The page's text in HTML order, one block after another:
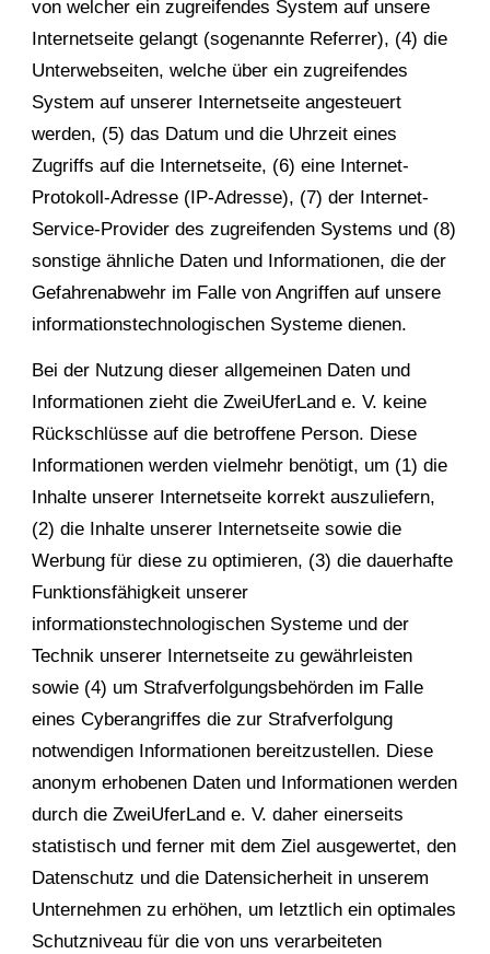
von welcher ein zugreifendes System auf unsere
Internetseite gelangt (sogenannte Referrer), (4) die
Unterwebseiten, welche über ein zugreifendes
System auf unserer Internetseite angesteuert
werden, (5) das Datum und die Uhrzeit eines
Zugriffs auf die Internetseite, (6) eine Internet-
Protokoll-Adresse (IP-Adresse), (7) der Internet-
Service-Provider des zugreifenden Systems und (8)
sonstige ähnliche Daten und Informationen, die der
Gefahrenabwehr im Falle von Angriffen auf unsere
informationstechnologischen Systeme dienen.
Bei der Nutzung dieser allgemeinen Daten und
Informationen zieht die ZweiUferLand e. V. keine
Rückschlüsse auf die betroffene Person. Diese
Informationen werden vielmehr benötigt, um (1) die
Inhalte unserer Internetseite korrekt auszuliefern,
(2) die Inhalte unserer Internetseite sowie die
Werbung für diese zu optimieren, (3) die dauerhafte
Funktionsfähigkeit unserer
informationstechnologischen Systeme und der
Technik unserer Internetseite zu gewährleisten
sowie (4) um Strafverfolgungsbehörden im Falle
eines Cyberangriffes die zur Strafverfolgung
notwendigen Informationen bereitzustellen. Diese
anonym erhobenen Daten und Informationen werden
durch die ZweiUferLand e. V. daher einerseits
statistisch und ferner mit dem Ziel ausgewertet, den
Datenschutz und die Datensicherheit in unserem
Unternehmen zu erhöhen, um letztlich ein optimales
Schutzniveau für die von uns verarbeiteten